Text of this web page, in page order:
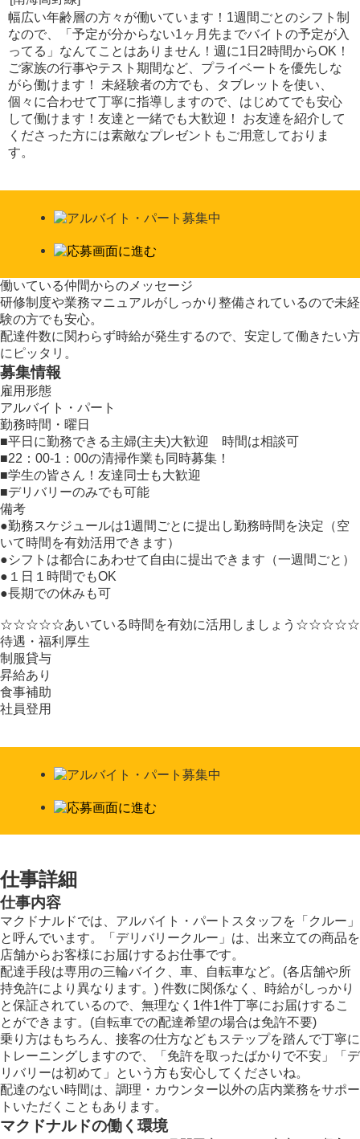
幅広い年齢層の方々が働いています！1週間ごとのシフト制
なので、「予定が分からない1ヶ月先までバイトの予定が入
ってる」なんてことはありません！週に1日2時間からOK！
ご家族の行事やテスト期間など、プライベートを優先しな
がら働けます！ 未経験者の方でも、タブレットを使い、
個々に合わせて丁寧に指導しますので、はじめてでも安心
して働けます！友達と一緒でも大歓迎！ お友達を紹介して
くださった方には素敵なプレゼントもご用意しておりま
す。
働いている仲間からのメッセージ
研修制度や業務マニュアルがしっかり整備されているので未経
験の方でも安心。
配達件数に関わらず時給が発生するので、安定して働きたい方
にピッタリ。
募集情報
雇用形態
アルバイト・パート
勤務時間・曜日
■平日に勤務できる主婦(主夫)大歓迎 時間は相談可
■22：00‐1：00の清掃作業も同時募集！
■学生の皆さん！友達同士も大歓迎
■デリバリーのみでも可能
備考
●勤務スケジュールは1週間ごとに提出し勤務時間を決定（空
いて時間を有効活用できます）
●シフトは都合にあわせて自由に提出できます（一週間ごと）
●１日１時間でもOK
●長期での休みも可
☆☆☆☆☆あいている時間を有効に活用しましょう☆☆☆☆☆
待遇・福利厚生
制服貸与
昇給あり
食事補助
社員登用
仕事詳細
仕事内容
マクドナルドでは、アルバイト・パートスタッフを「クルー」
と呼んでいます。「デリバリークルー」は、出来立ての商品を
店舗からお客様にお届けするお仕事です。
配達手段は専用の三輪バイク、車、自転車など。(各店舗や所
持免許により異なります。) 件数に関係なく、時給がしっかり
と保証されているので、無理なく1件1件丁寧にお届けするこ
とができます。(自転車での配達希望の場合は免許不要)
乗り方はもちろん、接客の仕方などもステップを踏んで丁寧に
トレーニングしますので、「免許を取ったばかりで不安」「デ
リバリーは初めて」という方も安心してくださいね。
配達のない時間は、調理・カウンター以外の店内業務をサポー
トいただくこともあります。
マクドナルドの働く環境